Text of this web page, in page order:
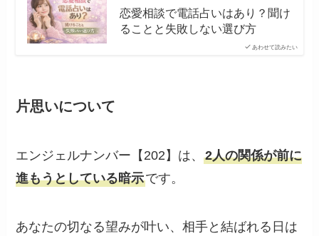
あわせて読みたい
恋愛相談で電話占いはあり？聞け
ることと失敗しない選び方
片思いについて
エンジェルナンバー【202】は、2人の関係が前に
進もうとしている暗示です。
あなたの切なる望みが叶い、相手と結ばれる日は